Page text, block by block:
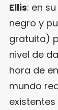
Ellis: en
negro y
gratuita)
nivel de
hora de
mundo
existentes